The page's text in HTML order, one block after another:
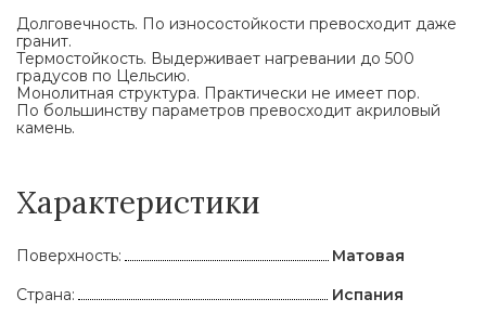
Долговечность. По износостойкости превосходит даже
гранит.
Термостойкость. Выдерживает нагревании до 500
градусов по Цельсию.
Монолитная структура. Практически не имеет пор.
По большинству параметров превосходит акриловый
камень.
Характеристики
Поверхность:
Матовая
Страна:
Испания